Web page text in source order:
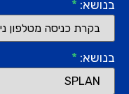
בנושא: *
בנושא: *